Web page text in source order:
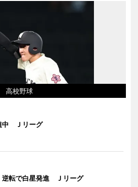
高校野球
中 Ｊリーグ
逆転で白星発進 Ｊリーグ